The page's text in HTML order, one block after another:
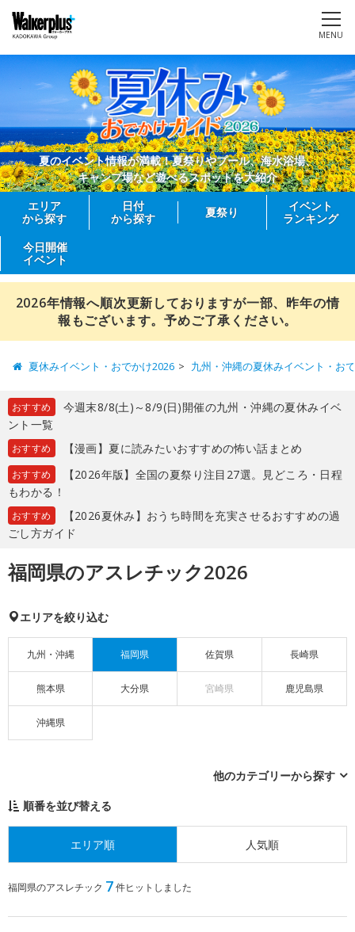
MENU
夏のイベント情報が満載！夏祭りやプール、海水浴場、
キャンプ場など遊べるスポットを大紹介
エリア
から探す
日付
から探す
夏祭り
イベント
ランキング
今日開催
イベント
2026年情報へ順次更新しておりますが一部、昨年の情
報もございます。予めご了承ください。
夏休みイベント・おでかけ2026 九州・沖縄の夏休みイベント・お
おすすめ
今週末8/8(土)～8/9(日)開催の九州・沖縄の夏休みイベ
ント一覧
おすすめ 【漫画】夏に読みたいおすすめの怖い話まとめ
おすすめ
【2026年版】全国の夏祭り注目27選。見どころ・日程
もわかる！
おすすめ
【2026夏休み】おうち時間を充実させるおすすめの過
ごし方ガイド
福岡県のアスレチック2026
エリアを絞り込む
九州・沖縄 福岡県 佐賀県 長崎県
熊本県 大分県 宮崎県 鹿児島県
沖縄県
他のカテゴリーから探す
順番を並び替える
エリア順 人気順
福岡県のアスレチック 7件ヒットしました